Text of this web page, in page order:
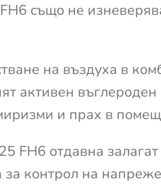
също не
на въздуха в
активен
и прах в
FH6 отдавна
за контрол на